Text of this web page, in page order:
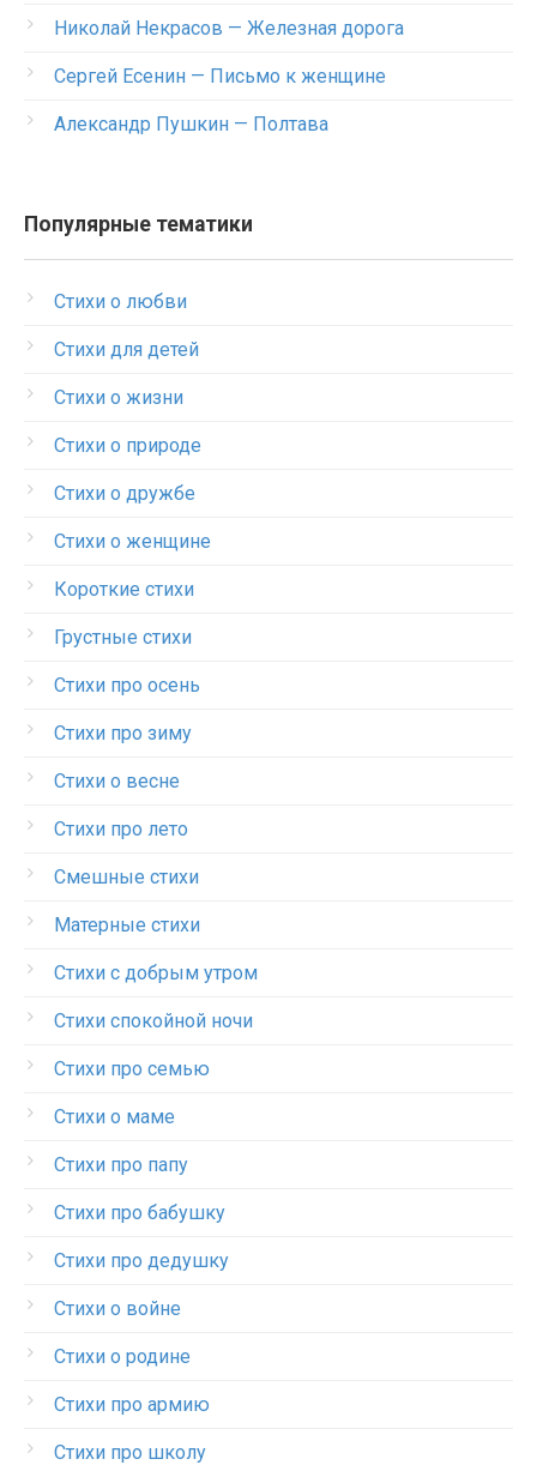
Николай Некрасов — Железная дорога
Сергей Есенин — Письмо к женщине
Александр Пушкин — Полтава
Популярные тематики
Стихи о любви
Стихи для детей
Стихи о жизни
Стихи о природе
Стихи о дружбе
Стихи о женщине
Короткие стихи
Грустные стихи
Стихи про осень
Стихи про зиму
Стихи о весне
Стихи про лето
Смешные стихи
Матерные стихи
Стихи с добрым утром
Стихи спокойной ночи
Стихи про семью
Стихи о маме
Стихи про папу
Стихи про бабушку
Стихи про дедушку
Стихи о войне
Стихи о родине
Стихи про армию
Стихи про школу